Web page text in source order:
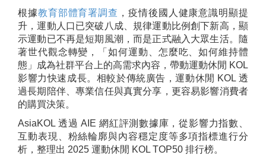
根據教育部體育署調查 ，疫情後國人健康意識明顯提
升，運動人口已突破八成、規律運動比例創下新高，顯
示運動已不再是短期風潮，而是正式融入大眾生活。隨
著世代觀念轉變，「如何運動、怎麼吃、如何維持體
態」成為社群平台上的高需求內容，帶動運動休閒 KOL
影響力快速成長。相較於傳統廣告，運動休閒 KOL 透
過長期陪伴、專業信任與真實分享，更容易影響消費者
的購買決策。
AsiaKOL 透過 AIE 網紅評測數據庫，從影響力指數、
互動表現、粉絲輪廓與內容穩定度等多項指標進行分
析，整理出 2025 運動休閒 KOL TOP50 排行榜。